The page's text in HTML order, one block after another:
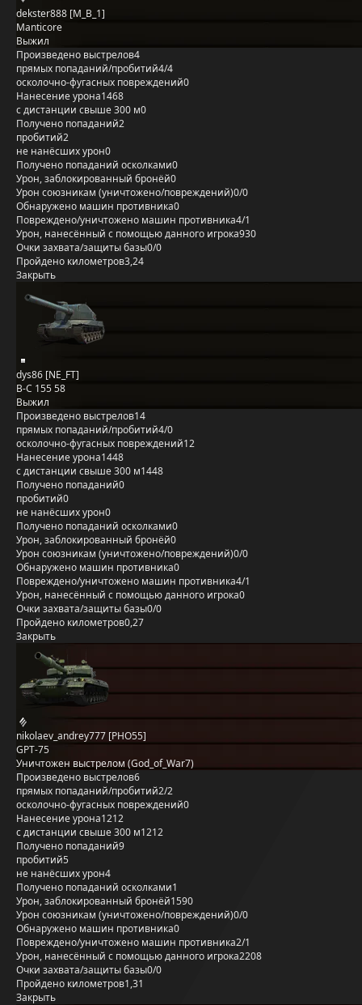
dekster888 [M_B_1]
Manticore
Выжил
Произведено выстрелов4
прямых попаданий/пробитий4/4
осколочно-фугасных повреждений0
Нанесение урона1468
с дистанции свыше 300 м0
Получено попаданий2
пробитий2
не нанёсших урон0
Получено попаданий осколками0
Урон, заблокированный бронёй0
Урон союзникам (уничтожено/повреждений)0/0
Обнаружено машин противника0
Повреждено/уничтожено машин противника4/1
Урон, нанесённый с помощью данного игрока930
Очки захвата/защиты базы0/0
Пройдено километров3,24
Закрыть
dys86 [NE_FT]
B-C 155 58
Выжил
Произведено выстрелов14
прямых попаданий/пробитий4/0
осколочно-фугасных повреждений12
Нанесение урона1448
с дистанции свыше 300 м1448
Получено попаданий0
пробитий0
не нанёсших урон0
Получено попаданий осколками0
Урон, заблокированный бронёй0
Урон союзникам (уничтожено/повреждений)0/0
Обнаружено машин противника0
Повреждено/уничтожено машин противника4/1
Урон, нанесённый с помощью данного игрока0
Очки захвата/защиты базы0/0
Пройдено километров0,27
Закрыть
nikolaev_andrey777 [PHO55]
GPT-75
Уничтожен выстрелом (God_of_War7)
Произведено выстрелов6
прямых попаданий/пробитий2/2
осколочно-фугасных повреждений0
Нанесение урона1212
с дистанции свыше 300 м1212
Получено попаданий9
пробитий5
не нанёсших урон4
Получено попаданий осколками1
Урон, заблокированный бронёй1590
Урон союзникам (уничтожено/повреждений)0/0
Обнаружено машин противника0
Повреждено/уничтожено машин противника2/1
Урон, нанесённый с помощью данного игрока2208
Очки захвата/защиты базы0/0
Пройдено километров1,31
Закрыть